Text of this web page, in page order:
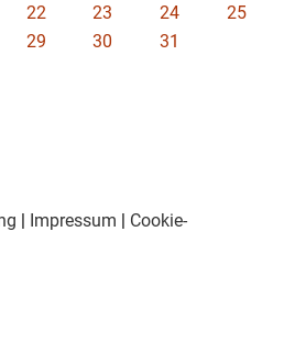
22 23 24
25
29 30
31
| Impressum | Cookie-